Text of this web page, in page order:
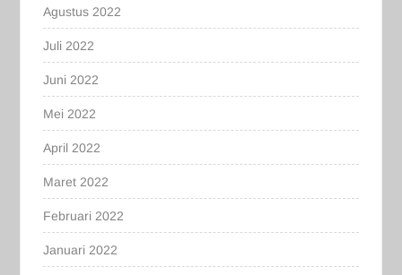
Agustus 2022
Juli 2022
Juni 2022
Mei 2022
April 2022
Maret 2022
Februari 2022
Januari 2022